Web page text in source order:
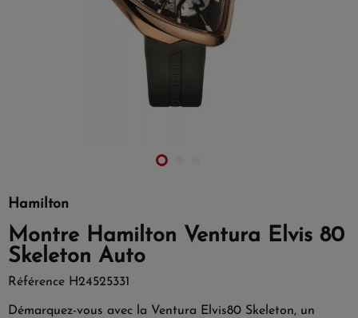
Hamilton
Montre Hamilton Ventura Elvis 80
Skeleton Auto
Référence H24525331
Démarquez-vous avec la Ventura Elvis80 Skeleton, un